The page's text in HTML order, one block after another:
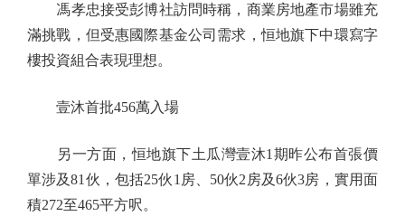
馮孝忠接受彭博社訪問時稱，商業房地產市場雖充
滿挑戰，但受惠國際基金公司需求，恒地旗下中環寫字
樓投資組合表現理想。
壹沐首批456萬入場
另一方面，恒地旗下土瓜灣壹沐1期昨公布首張價
單涉及81伙，包括25伙1房、50伙2房及6伙3房，實用面
積272至465平方呎。